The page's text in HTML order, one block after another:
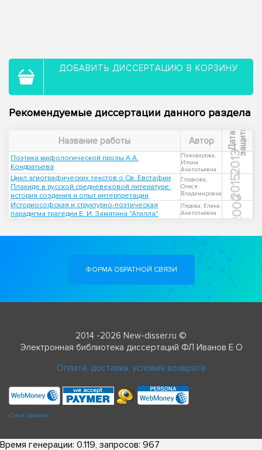
ДОБАВИТЬ ДИССЕРТАЦИЮ В КОРЗИНУ
Рекомендуемые диссертации данного раздела
Название работы Автор Д
а
т
а
з
а
щ
и
т ы
Поэтика мифологической прозы А.А.
Кондратьева
Пивоварова,
Илона
Анатольевна
2013
Цикл агиографических текстов о Св. Евстафии
Плакиде в русской средневековой литературе:
история создания и опыт интерпретации
Гладкова,
Олеся
Владимировна
2015
Историософская и структурно-поэтическая
парадигма трагедии Е. И. Замятина "Атилла"
Лядова, Елена
Анатольевна
2000
ФОРМА ОБРАТНОЙ СВЯЗИ
2014 -2026 New-disser.ru ©
Электронная библиотека диссертаций ФЛ Иванов Е О
Оплата, доставка, условия возврата
Check passport
Время генерации: 0.119, запросов: 967